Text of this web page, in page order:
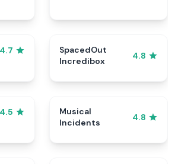
4.7
SpacedOut
Incredibox
4.8
4.5
Musical
Incidents
4.8